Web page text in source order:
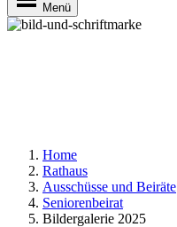
Menü
Home
Rathaus
Ausschüsse und Beiräte
Seniorenbeirat
Bildergalerie 2025